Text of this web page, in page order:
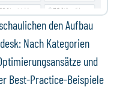
den Aufbau
Nach Kategorien
und
Best-Practice-Beispiele